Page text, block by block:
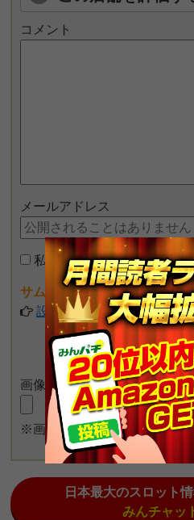
コメント
メールアドレス
私はロボットではありませ
サムネイル画像が設定できる
設定してみる
画像をアップロード
※画像長押しで一度に4枚ま
日本最大のスロット
みんチャッ